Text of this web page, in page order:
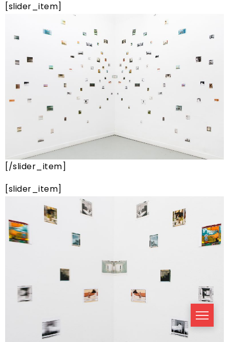
[slider_item]
[/slider_item]
[slider_item]